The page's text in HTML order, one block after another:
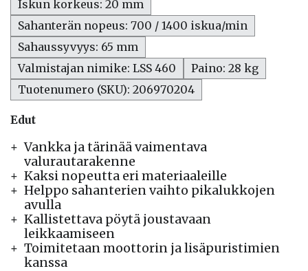
Edut
Vankka ja tärinää vaimentava
valurautarakenne
Kaksi nopeutta eri materiaaleille
Helppo sahanterien vaihto pikalukkojen
avulla
Kallistettava pöytä joustavaan
leikkaamiseen
Toimitetaan moottorin ja lisäpuristimien
kanssa
Iskun korkeus: 20 mm
Sahanterän nopeus: 700 / 1400 iskua/min
Sahaussyvyys: 65 mm
Valmistajan nimike: LSS 460
Paino: 28 kg
Tuotenumero (SKU): 206970204